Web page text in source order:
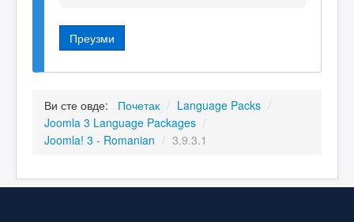
Преузми
Ви сте овде: Почетак / Language Packs /
Joomla 3 Language Packages /
Joomla! 3 - Romanian / 3.9.3.1